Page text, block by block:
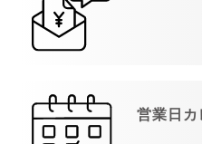
営業日カ